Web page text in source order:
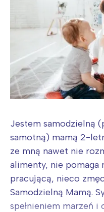
Jestem samodzielną
samotną) mamą 2-
ze mną nawet nie
alimenty, nie pomaga
pracującą, nieco
Samodzielną Mamą.
spełnieniem marzeń i